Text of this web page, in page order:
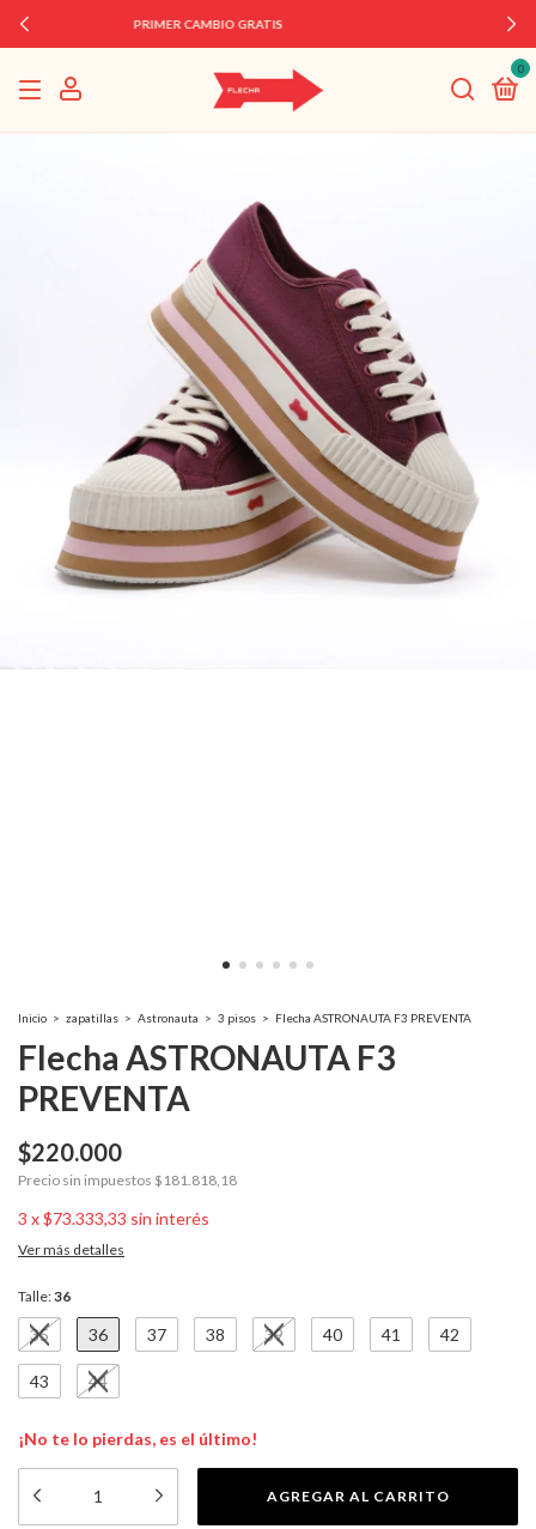
3 CUOTAS SIN INTERÉS
0
Inicio > zapatillas > Astronauta > 3 pisos > Flecha ASTRONAUTA F3 PREVENTA
Flecha ASTRONAUTA F3
PREVENTA
$220.000
Precio sin impuestos $181.818,18
3 x$73.333,33 sin interés
Ver más detalles
Talle:36
35 36 37 38 39 40 41 42
43 44
¡No te lo pierdas, es el último!